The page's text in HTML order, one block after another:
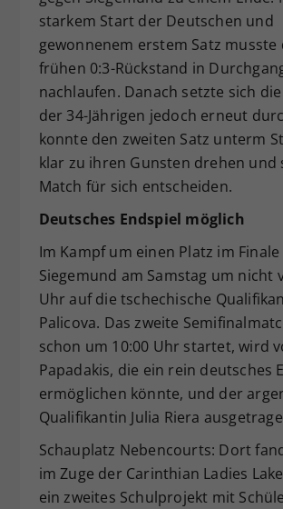
starkem Start der Deutschen und
gewonnenem erstem Satz musste
frühen 0:3-Rückstand in
nachlaufen. Danach setzte sich
der 34-Jährigen jedoch erneut
konnte den zweiten Satz unterm
klar zu ihren Gunsten drehen und
Match für sich entscheiden.
Deutsches Endspiel möglich
Im Kampf um einen Platz im
Siegemund am Samstag um nicht
Uhr auf die tschechische
Palicova. Das zweite
schon um 10:00 Uhr startet, wird
Papadakis, die ein rein deutsches
ermöglichen könnte, und der
Qualifikantin Julia Riera
Schauplatz Nebencourts: Dort
im Zuge der Carinthian Ladies
ein zweites Schulprojekt mit